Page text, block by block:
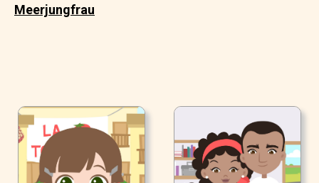
Meerjungfrau